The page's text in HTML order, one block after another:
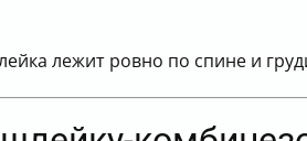
лежит ровно по спине и